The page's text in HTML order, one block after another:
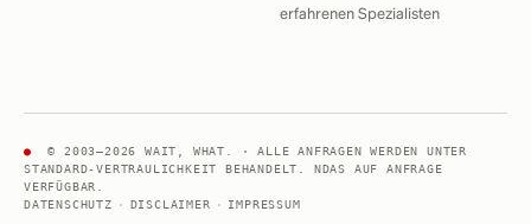
erfahrenen Spezialisten
●
© 2003–2026 WAIT, WHAT. · ALLE ANFRAGEN WERDEN UNTER
STANDARD-VERTRAULICHKEIT BEHANDELT. NDAS AUF ANFRAGE
VERFÜGBAR.
DATENSCHUTZ
· DISCLAIMER · IMPRESSUM